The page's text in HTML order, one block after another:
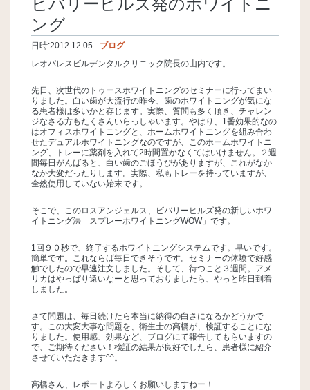
ビバリーヒルズ発のホワイトニ
ング
日時:2012.12.05
ブログ
レオパレスビルデンタルクリニック院長の山内です。
先日、次世代のトゥースホワイトニングのセミナーに行ってまい
りました。白い歯が大流行の昨今、歯のホワイトニングが気にな
る患者様は多いかと存じます。実際、質問も多く頂き、チャレン
ジなさる方もたくさんいらっしゃいます。やはり、1番効果的なの
はオフィスホワイトニングと、ホームホワイトニングを組み合わ
せたデュアルホワイトニングなのですが、このホームホワイトニ
ング、トレーに薬剤を入れて2時間置かなくてはいけません。２週
間毎日がんばると、白い歯のごほうびがありますが、これがなか
なか大変だったりします。実際、私もトレーを持っていますが、
全然使用していない始末です。
そこで、このロスアンジェルス、ビバリーヒルズ発の新しいホワ
イトニング法「スプレーホワイトニングWOW」です。
1回９０秒で、終了するホワイトニングシステムです。早いです。
簡単です。これならば毎日できそうです。セミナーの体験で好感
触でしたので早速注文しました。そして、待つこと３週間。アメ
リカはやっぱり遠いなーと思っておりましたら、やっと昨日到着
しました。
さて問題は、毎日続けたら本当に納得の白さになるかどうかで
す。この大変大事な問題を、衛生士の高橋が、検証することにな
りました。使用感、効果など、ブログにて報告してもらいますの
で、ご期待ください！検証の結果が良好でしたら、患者様に紹介
させていただきます^^。
高橋さん、レポートよろしくお願いしますねー！